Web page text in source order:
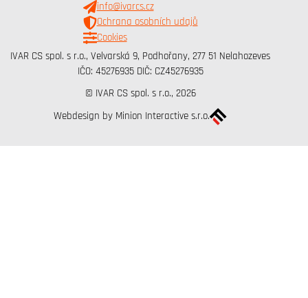
info@ivarcs.cz
Ochrana osobních udajů
Cookies
IVAR CS spol. s r.o., Velvarská 9, Podhořany, 277 51 Nelahozeves
IČO: 45276935 DIČ: CZ45276935
© IVAR CS spol. s r.o., 2026
Webdesign by Minion Interactive s.r.o.